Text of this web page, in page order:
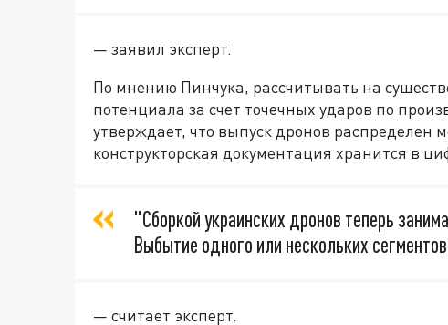
— заявил эксперт.
По мнению Пинчука, рассчитывать на
потенциала за счет точечных ударов по
утверждает, что выпуск дронов распределен
конструкторская документация хранится в
"Сборкой украинских дронов теперь
Выбытие одного или нескольких
— считает эксперт.